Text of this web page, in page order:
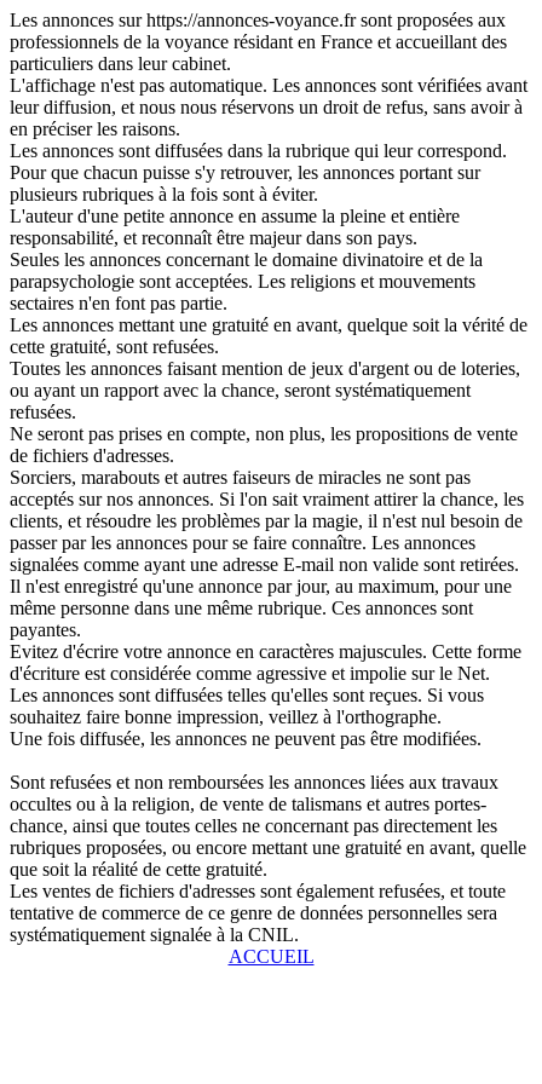
Les annonces sur https://annonces-voyance.fr sont proposées aux
professionnels de la voyance résidant en France et accueillant des
particuliers dans leur cabinet.
L'affichage n'est pas automatique. Les annonces sont vérifiées avant
leur diffusion, et nous nous réservons un droit de refus, sans avoir à
en préciser les raisons.
Les annonces sont diffusées dans la rubrique qui leur correspond.
Pour que chacun puisse s'y retrouver, les annonces portant sur
plusieurs rubriques à la fois sont à éviter.
L'auteur d'une petite annonce en assume la pleine et entière
responsabilité, et reconnaît être majeur dans son pays.
Seules les annonces concernant le domaine divinatoire et de la
parapsychologie sont acceptées. Les religions et mouvements
sectaires n'en font pas partie.
Les annonces mettant une gratuité en avant, quelque soit la vérité de
cette gratuité, sont refusées.
Toutes les annonces faisant mention de jeux d'argent ou de loteries,
ou ayant un rapport avec la chance, seront systématiquement
refusées.
Ne seront pas prises en compte, non plus, les propositions de vente
de fichiers d'adresses.
Sorciers, marabouts et autres faiseurs de miracles ne sont pas
acceptés sur nos annonces. Si l'on sait vraiment attirer la chance, les
clients, et résoudre les problèmes par la magie, il n'est nul besoin de
passer par les annonces pour se faire connaître. Les annonces
signalées comme ayant une adresse E-mail non valide sont retirées.
Il n'est enregistré qu'une annonce par jour, au maximum, pour une
même personne dans une même rubrique. Ces annonces sont
payantes.
Evitez d'écrire votre annonce en caractères majuscules. Cette forme
d'écriture est considérée comme agressive et impolie sur le Net.
Les annonces sont diffusées telles qu'elles sont reçues. Si vous
souhaitez faire bonne impression, veillez à l'orthographe.
Une fois diffusée, les annonces ne peuvent pas être modifiées.
Sont refusées et non remboursées les annonces liées aux travaux
occultes ou à la religion, de vente de talismans et autres portes-
chance, ainsi que toutes celles ne concernant pas directement les
rubriques proposées, ou encore mettant une gratuité en avant, quelle
que soit la réalité de cette gratuité.
Les ventes de fichiers d'adresses sont également refusées, et toute
tentative de commerce de ce genre de données personnelles sera
systématiquement signalée à la CNIL.
ACCUEIL